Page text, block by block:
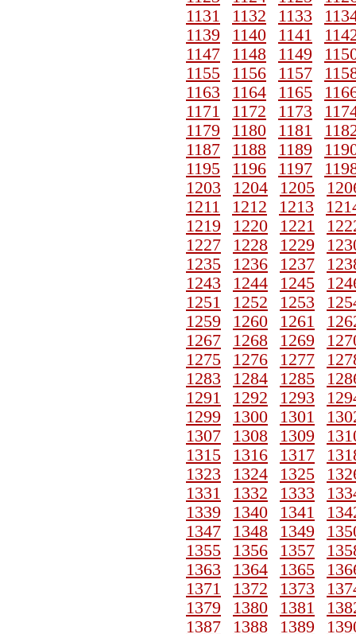
1131
1132 1133
1139
1140 1141
1147
1148 1149
1155
1156 1157
1163
1164 1165
1171
1172 1173
1179
1180 1181
1187
1188 1189
1195
1196 1197
1203
1204 1205
1211
1212 1213
1219
1220 1221
1227
1228 1229
1235
1236 1237
1243
1244 1245
1251
1252 1253
1259
1260 1261
1267
1268 1269
1275
1276 1277
1283
1284 1285
1291
1292 1293
1299
1300 1301
1307
1308 1309
1315
1316 1317
1323
1324 1325
1331
1332 1333
1339
1340 1341
1347
1348 1349
1355
1356 1357
1363
1364 1365
1371
1372 1373
1379
1380 1381
1387
1388 1389